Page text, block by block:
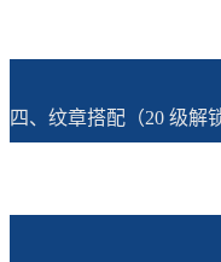
四、纹章搭配（20 级解